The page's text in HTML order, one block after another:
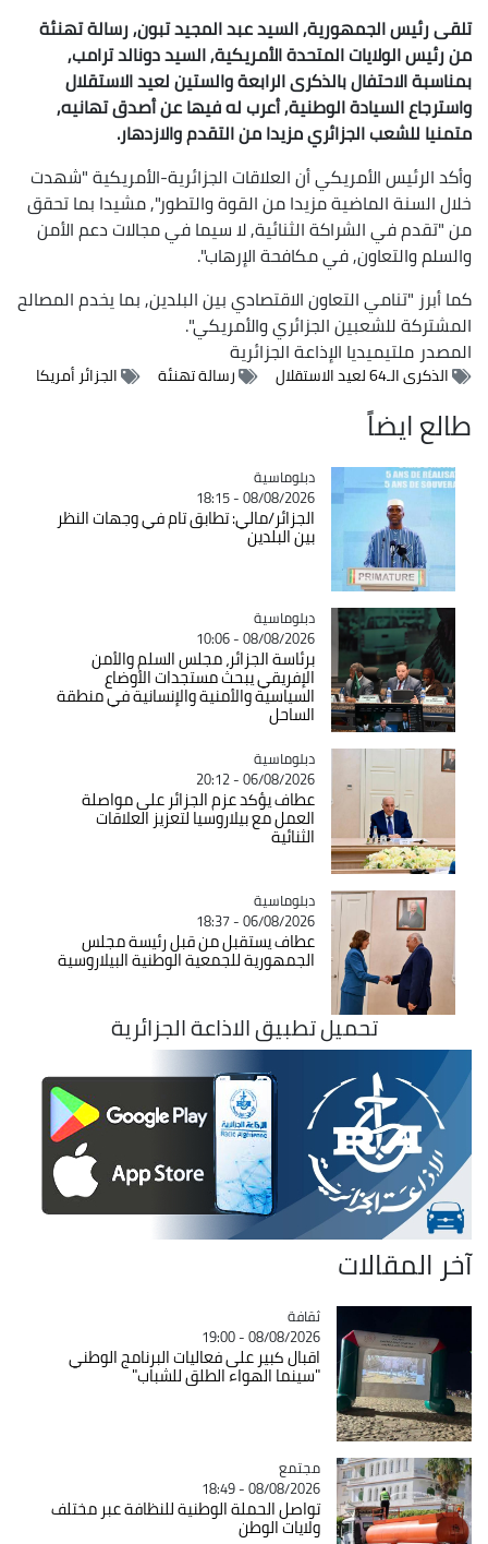
تلقى رئيس الجمهورية, السيد عبد المجيد تبون, رسالة تهنئة
من رئيس الولايات المتحدة الأمريكية, السيد دونالد ترامب,
بمناسبة الاحتفال بالذكرى الرابعة والستين لعيد الاستقلال
واسترجاع السيادة الوطنية, أعرب له فيها عن أصدق تهانيه,
متمنيا للشعب الجزائري مزيدا من التقدم والازدهار.
وأكد الرئيس الأمريكي أن العلاقات الجزائرية-الأمريكية "شهدت
خلال السنة الماضية مزيدا من القوة والتطور", مشيدا بما تحقق
من "تقدم في الشراكة الثنائية, لا سيما في مجالات دعم الأمن
والسلم والتعاون, في مكافحة الإرهاب".
كما أبرز "تنامي التعاون الاقتصادي بين البلدين, بما يخدم المصالح
المشتركة للشعبين الجزائري والأمريكي".
المصدرملتيميديا الإذاعة الجزائرية
الذكرى الـ64 لعيد الاستقلال رسالة تهنئة الجزائر أمريكا
طالع ايضاً
Catégorie
دبلوماسية
08/08/2026 - 18:15
الجزائر/مالي: تطابق تام في وجهات النظر
بين البلدين
Catégorie
دبلوماسية
08/08/2026 - 10:06
برئاسة الجزائر، مجلس السلم والأمن
الإفريقي يبحث مستجدات الأوضاع
السياسية والأمنية والإنسانية في منطقة
الساحل
Catégorie
دبلوماسية
06/08/2026 - 20:12
عطاف يؤكد عزم الجزائر على مواصلة
العمل مع بيلاروسيا لتعزيز العلاقات
الثنائية
Catégorie
دبلوماسية
06/08/2026 - 18:37
عطاف يستقبل من قبل رئيسة مجلس
الجمهورية للجمعية الوطنية البيلاروسية
تحميل تطبيق الاذاعة الجزائرية
آخر المقالات
Catégorie
ثقافة
08/08/2026 - 19:00
اقبال كبير على فعاليات البرنامج الوطني
"سينما الهواء الطلق للشباب"
Catégorie
مجتمع
08/08/2026 - 18:49
تواصل الحملة الوطنية للنظافة عبر مختلف
ولايات الوطن